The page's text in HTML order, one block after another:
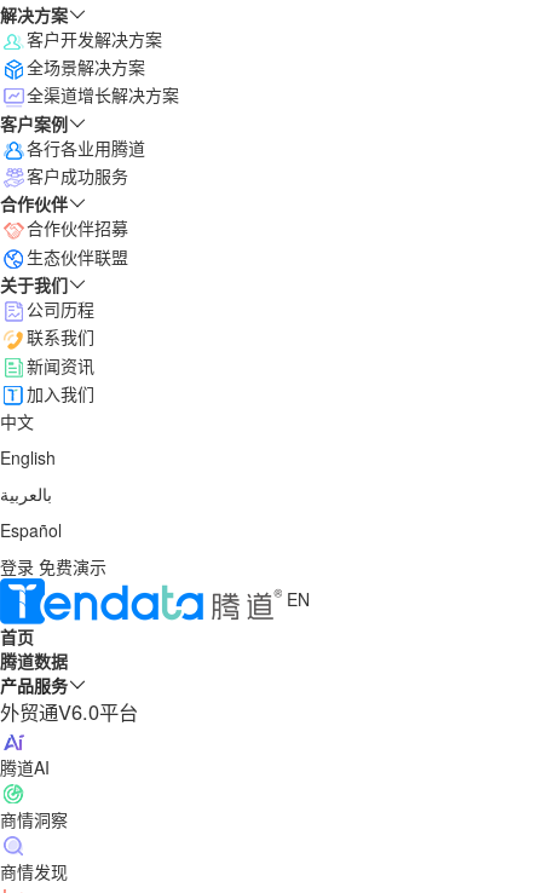
解决方案
客户开发解决方案
全场景解决方案
全渠道增长解决方案
客户案例
各行各业用腾道
客户成功服务
合作伙伴
合作伙伴招募
生态伙伴联盟
关于我们
公司历程
联系我们
新闻资讯
加入我们
中文
English
بالعربية
Español
登录 免费演示
EN
首页
腾道数据
产品服务
外贸通V6.0平台
腾道AI
商情洞察
商情发现